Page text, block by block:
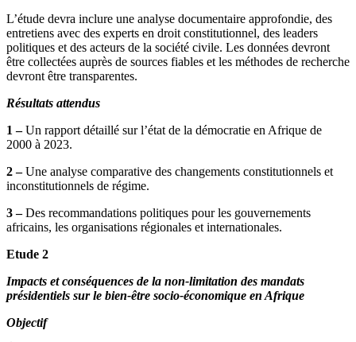
L’étude devra inclure une analyse documentaire approfondie, des
entretiens avec des experts en droit constitutionnel, des leaders
politiques et des acteurs de la société civile. Les données devront
être collectées auprès de sources fiables et les méthodes de recherche
devront être transparentes.
Résultats attendus
1 –Un rapport détaillé sur l’état de la démocratie en Afrique de
2000 à 2023.
2 –Une analyse comparative des changements constitutionnels et
inconstitutionnels de régime.
3 –Des recommandations politiques pour les gouvernements
africains, les organisations régionales et internationales.
Etude 2
Impacts et conséquences de la non-limitation des mandats
présidentiels sur le bien-être socio-économique en Afrique
Objectif